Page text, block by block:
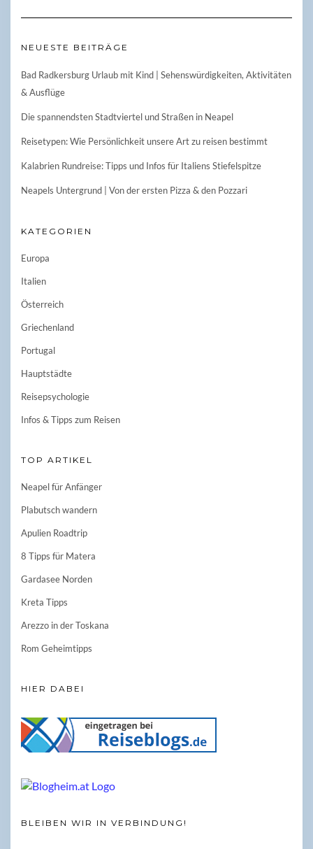
NEUESTE BEITRÄGE
Bad Radkersburg Urlaub mit Kind | Sehenswürdigkeiten, Aktivitäten
& Ausflüge
Die spannendsten Stadtviertel und Straßen in Neapel
Reisetypen: Wie Persönlichkeit unsere Art zu reisen bestimmt
Kalabrien Rundreise: Tipps und Infos für Italiens Stiefelspitze
Neapels Untergrund | Von der ersten Pizza & den Pozzari
KATEGORIEN
Europa
Italien
Österreich
Griechenland
Portugal
Hauptstädte
Reisepsychologie
Infos & Tipps zum Reisen
TOP ARTIKEL
Neapel für Anfänger
Plabutsch wandern
Apulien Roadtrip
8 Tipps für Matera
Gardasee Norden
Kreta Tipps
Arezzo in der Toskana
Rom Geheimtipps
HIER DABEI
BLEIBEN WIR IN VERBINDUNG!